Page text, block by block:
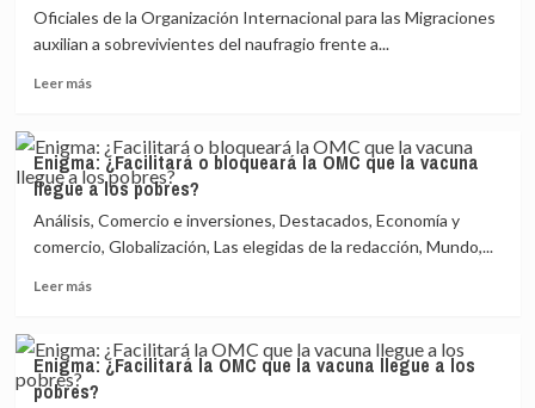
MSF
rescatar
el
Mediterráneo
Oficiales de la Organización Internacional para las Migraciones
auxilian a sobrevivientes del naufragio frente a...
Leer másLeer
La
ONU
lamenta
la
muerte
de
43
el
Mediterráneo
Enigma: ¿Facilitará o bloqueará la OMC que la vacuna
llegue a los pobres?
Análisis, Comercio e inversiones, Destacados, Economía y
comercio, Globalización, Las elegidas de la redacción, Mundo,...
Leer másLeer
Enigma:
¿Facilitará
o
Enigma: ¿Facilitará la OMC que la vacuna llegue a los
pobres?